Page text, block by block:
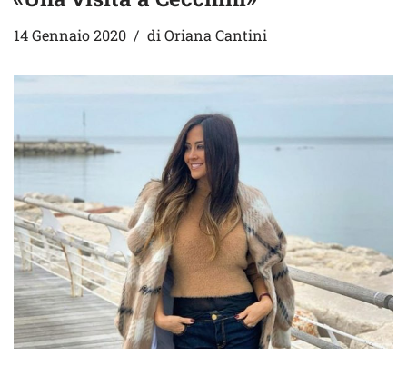
14 Gennaio 2020 diOriana Cantini